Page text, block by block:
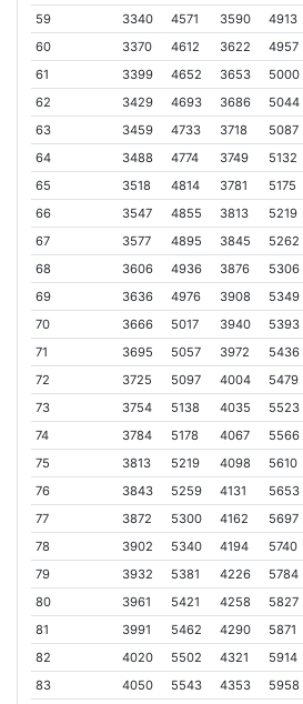
59
3340 4571 3590 4913
60
3370 4612 3622 4957
61
3399 4652 3653 5000
62
3429 4693 3686 5044
63
3459 4733 3718 5087
64
3488 4774 3749 5132
65
3518 4814 3781 5175
66
3547 4855 3813 5219
67
3577 4895 3845 5262
68
3606 4936 3876 5306
69
3636 4976 3908 5349
70
3666 5017 3940 5393
71
3695 5057 3972 5436
72
3725 5097 4004 5479
73
3754 5138 4035 5523
74
3784 5178 4067 5566
75
3813 5219 4098 5610
76
3843 5259 4131 5653
77
3872 5300 4162 5697
78
3902 5340 4194 5740
79
3932 5381 4226 5784
80
3961 5421 4258 5827
81
3991 5462 4290 5871
82
4020 5502 4321 5914
83
4050 5543 4353 5958